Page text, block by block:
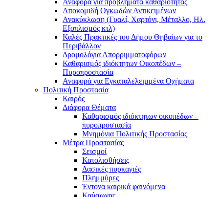
Αποκομιδή Ογκωδών Αντικειμένων
Ανακύκλωση (Γυαλί, Χαρτόνι, Μέταλλο, Ηλ.
Εξοπλισμός κτλ)
Καλές Πρακτικές του Δήμου Θηβαίων για το
Περιβάλλον
Δρομολόγια Απορριμματοφόρων
Καθαρισμός ιδιόκτητων Οικοπέδων –
Πυροπροστασία
Αναφορά για Εγκαταλελειμμένα Οχήματα
Πολιτική Προστασία
Καιρός
Διάφορα Θέματα
Καθαρισμός ιδιόκτητων οικοπέδων –
πυροπροστασία
Μνημόνια Πολιτικής Προστασίας
Μέτρα Προστασίας
Σεισμοί
Κατολισθήσεις
Δασικές πυρκαγιές
Πλημμύρες
Έντονα καιρικά φαινόμενα
Καύσωνας